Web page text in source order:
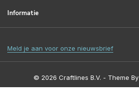
Informatie
Meld je aan voor onze nieuwsbrief
© 2026 Craftlines B.V. - Theme By